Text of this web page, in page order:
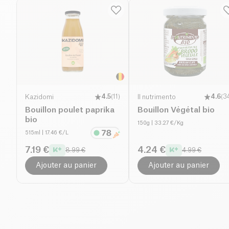
Kazidomi 4.5(11 )
Bouillon poulet paprika
bio
515ml | 17.46 €/L
7.19 € 8.99 €
Ajouter au panier
Il nutrimento 4.6(
Bouillon Végétal bio
150g | 33.27 €/Kg
4.24 € 4.99 €
Ajouter au panier